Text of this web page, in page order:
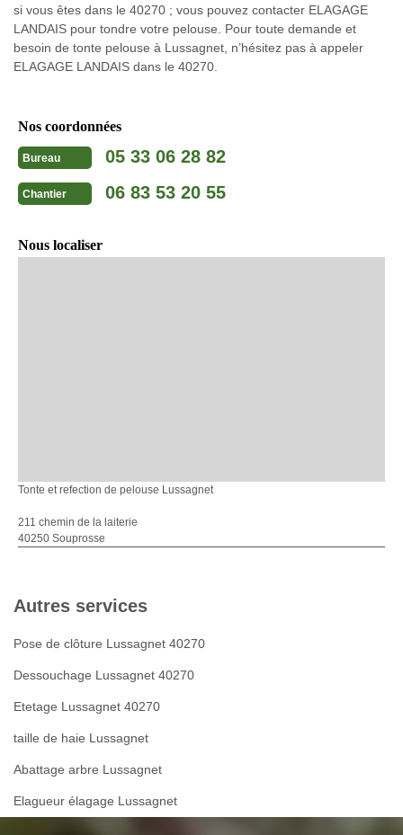
si vous êtes dans le 40270 ; vous pouvez contacter ELAGAGE
LANDAIS pour tondre votre pelouse. Pour toute demande et
besoin de tonte pelouse à Lussagnet, n’hésitez pas à appeler
ELAGAGE LANDAIS dans le 40270.
Nos coordonnées
Bureau 05 33 06 28 82
Chantier 06 83 53 20 55
Nous localiser
Tonte et refection de pelouse Lussagnet
211 chemin de la laiterie
40250 Souprosse
Autres services
Pose de clôture Lussagnet 40270
Dessouchage Lussagnet 40270
Etetage Lussagnet 40270
taille de haie Lussagnet
Abattage arbre Lussagnet
Elagueur élagage Lussagnet